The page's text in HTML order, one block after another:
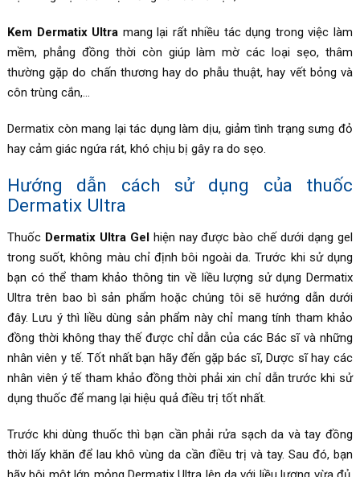
Kem Dermatix Ultra mang lại rất nhiều tác dụng trong việc làm
mềm, phẳng đồng thời còn giúp làm mờ các loại sẹo, thâm
thường gặp do chấn thương hay do phẫu thuật, hay vết bỏng và
côn trùng cắn,…
Dermatix còn mang lại tác dụng làm dịu, giảm tình trạng sưng đỏ
hay cảm giác ngứa rát, khó chịu bị gây ra do sẹo.
Hướng dẫn cách sử dụng của thuốc
Dermatix Ultra
Thuốc Dermatix Ultra Gelhiện nay được bào chế dưới dạng gel
trong suốt, không màu chỉ định bôi ngoài da. Trước khi sử dụng
bạn có thể tham khảo thông tin về liều lượng sử dụng Dermatix
Ultra trên bao bì sản phẩm hoặc chúng tôi sẽ hướng dẫn dưới
đây. Lưu ý thì liều dùng sản phẩm này chỉ mang tính tham khảo
đồng thời không thay thế được chỉ dẫn của các Bác sĩ và những
nhân viên y tế. Tốt nhất bạn hãy đến gặp bác sĩ, Dược sĩ hay các
nhân viên ý tế tham khảo đồng thời phải xin chỉ dẫn trước khi sử
dụng thuốc để mang lại hiệu quả điều trị tốt nhất.
Trước khi dùng thuốc thì bạn cần phải rửa sạch da và tay đồng
thời lấy khăn để lau khô vùng da cần điều trị và tay. Sau đó, bạn